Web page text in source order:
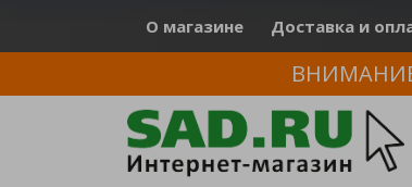
О магазине Доставка и
ВНИМАНИЕ